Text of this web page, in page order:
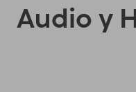
Audio y